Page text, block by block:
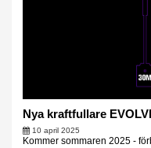
Nya kraftfullare
10 april 2025
Kommer sommaren 2025 -